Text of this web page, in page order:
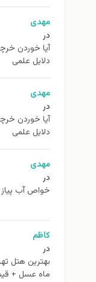
مهدی
در
آیا خوردن
دلایل علمی
مهدی
در
آیا خوردن
دلایل علمی
مهدی
در
خواص آب
کاظم
در
ماه عسل +